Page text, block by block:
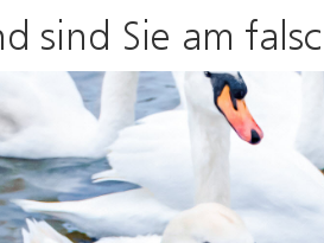
sind Sie am